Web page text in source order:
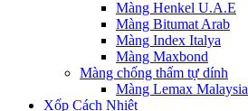
Màng Henkel U.A.E
Màng Bitumat Arab
Màng Index Italya
Màng Maxbond
Màng chống thấm tự dính
Màng Lemax Malaysia
Xốp Cách Nhiệt